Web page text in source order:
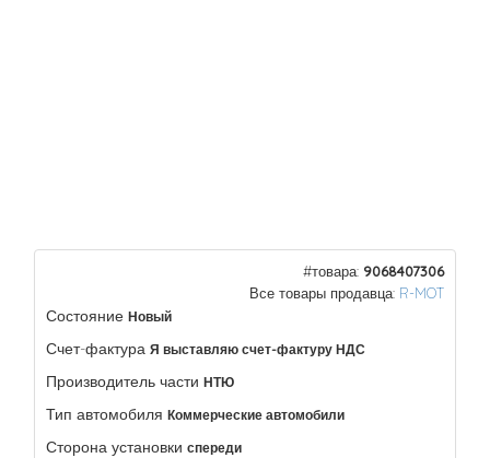
#товара: 9068407306
Все товары продавца: R-MOT
Состояние Новый
Счет-фактура Я выставляю счет-фактуру НДС
Производитель части НТЮ
Тип автомобиля Коммерческие автомобили
Сторона установки спереди